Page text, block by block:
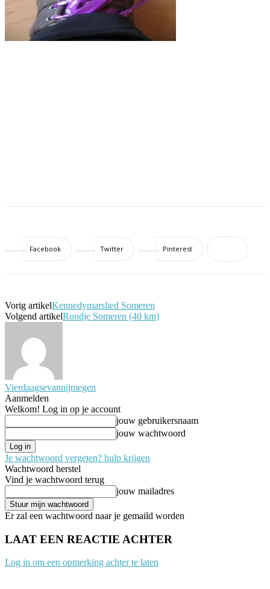
Facebook Twitter Pinterest
Vorig artikelKennedymarslied Someren
Volgend artikelRondje Someren (40 km)
Vierdaagsevannijmegen
Aanmelden
Welkom! Log in op je account
jouw gebruikersnaam
jouw wachtwoord
Je wachtwoord vergeten? hulp krijgen
Wachtwoord herstel
Vind je wachtwoord terug
jouw mailadres
Er zal een wachtwoord naar je gemaild worden
LAAT EEN REACTIE ACHTER
Log in om een opmerking achter te laten